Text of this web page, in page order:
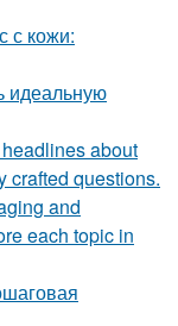
с кожи:
идеальную
about
crafted questions.
and
each topic in